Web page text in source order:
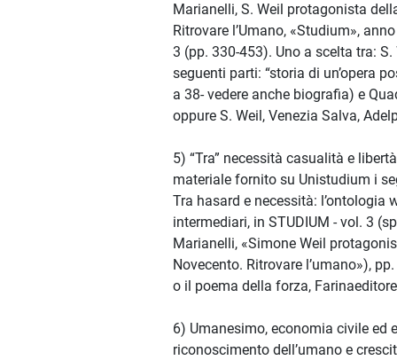
Marianelli, S. Weil protagonista
Ritrovare l’Umano, «Studium»,
3 (pp. 330-453). Uno a scelta tra: S.
seguenti parti: “storia di un’opera
a 38- vedere anche biografia) e
oppure S. Weil, Venezia Salva,
5) “Tra” necessità casualità e
materiale fornito su Unistudium i
Tra hasard e necessità: l’ontologia
intermediari, in STUDIUM - vol. 3
Marianelli, «Simone Weil
Novecento. Ritrovare l’umano»),
o il poema della forza,
6) Umanesimo, economia civile ed
riconoscimento dell’umano e